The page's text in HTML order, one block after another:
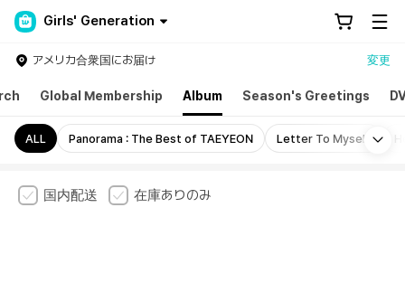
Girls' Generation
アメリカ合衆国にお届け 変更
Global Membership Album Season's Greetings
ALL Panorama : The Best of TAEYEON Letter To Myself
国内配送 在庫ありのみ